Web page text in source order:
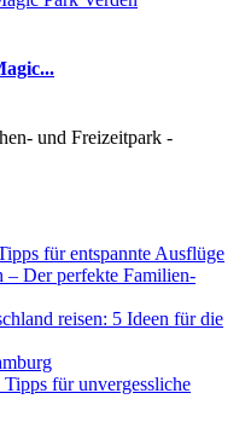
und Freizeitpark -
für entspannte Ausflüge
– Der perfekte Familien-
reisen: 5 Ideen für die
für unvergessliche